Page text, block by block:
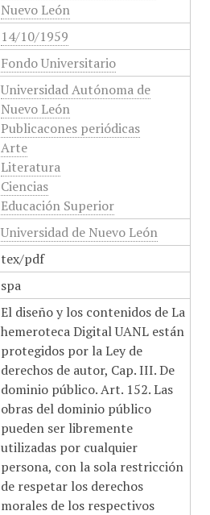
Nuevo León
14/10/1959
Fondo Universitario
Universidad Autónoma de
Nuevo León
Publicacones periódicas
Arte
Literatura
Ciencias
Educación Superior
Universidad de Nuevo León
tex/pdf
spa
El diseño y los contenidos de La
hemeroteca Digital UANL están
protegidos por la Ley de
derechos de autor, Cap. III. De
dominio público. Art. 152. Las
obras del dominio público
pueden ser libremente
utilizadas por cualquier
persona, con la sola restricción
de respetar los derechos
morales de los respectivos